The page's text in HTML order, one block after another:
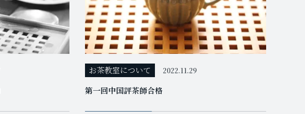
お茶教室について 2022.11.29
第一回中国評茶師合格